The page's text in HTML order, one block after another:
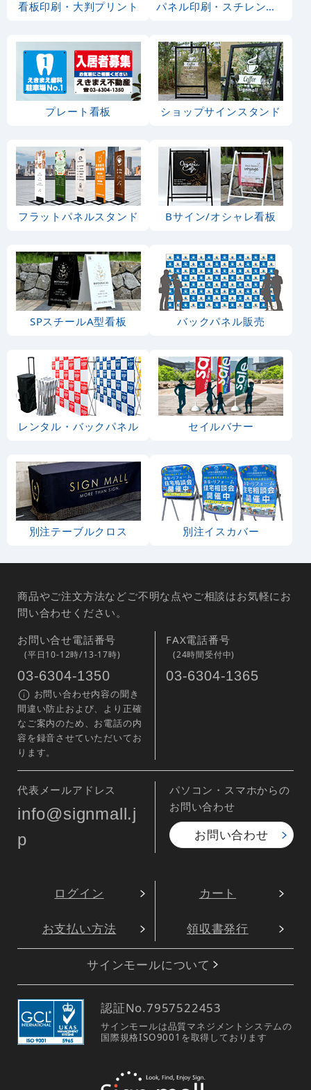
看板印刷・大判プリント パネル印刷・スチレンボード
プレート看板 ショップサインスタンド
フラットパネルスタンド Bサイン/オシャレ看板
SPスチールA型看板 バックパネル販売
レンタル・バックパネル セイルバナー
別注テーブルクロス 別注イスカバー
商品やご注文方法などご不明な点やご相談はお気軽にお
問い合わせください。
お問い合せ電話番号
(平日10-12時/13-17時)
03-6304-1350
お問い合わせ内容の聞き
間違い防止および、より正確
なご案内のため、お電話の内
容を録音させていただいてお
ります。
FAX電話番号
(24時間受付中)
03-6304-1365
代表メールアドレス
info@signmall.j
p
パソコン・スマホからの
お問い合わせ
お問い合わせ
ログイン カート
お支払い方法 領収書発行
サインモールについて
認証No.7957522453
サインモールは品質マネジメントシステムの
国際規格ISO9001を取得しております